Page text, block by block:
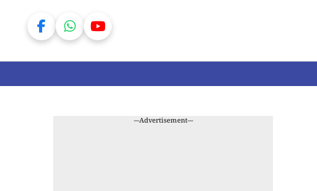
---Advertisement---